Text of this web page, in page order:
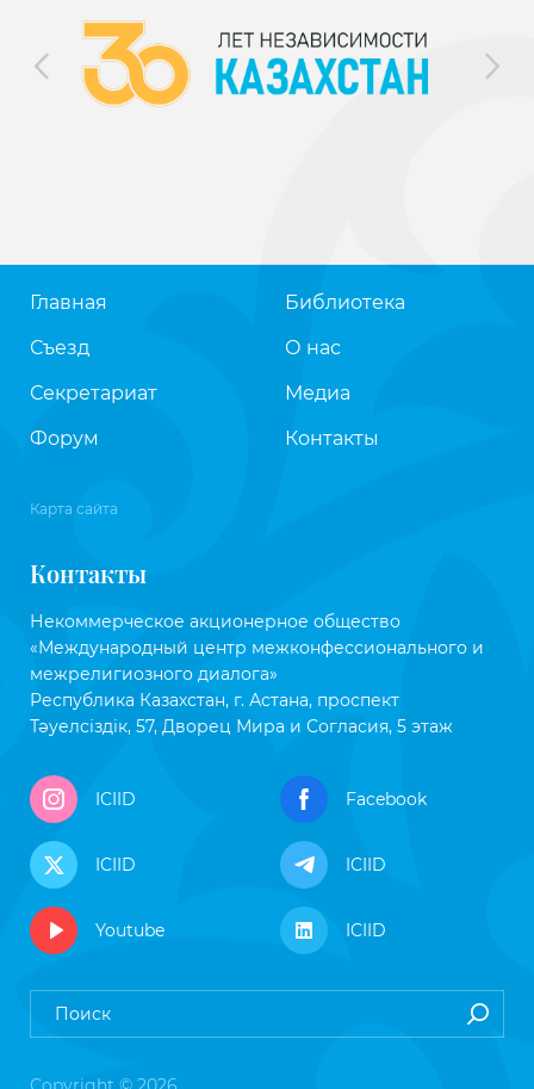
Главная
Съезд
Секретариат
Форум
Библиотека
О нас
Медиа
Контакты
Карта сайта
Контакты
Некоммерческое акционерное общество
«Международный центр межконфессионального и
межрелигиозного диалога»
Республика Казахстан, г. Астана, проспект
Тәуелсіздік, 57, Дворец Мира и Согласия, 5 этаж
ICIID Facebook
ICIID ICIID
Youtube ICIID